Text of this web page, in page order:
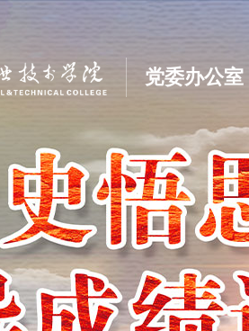
党委办公室